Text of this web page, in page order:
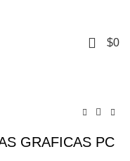
$0
GRAFICAS PC